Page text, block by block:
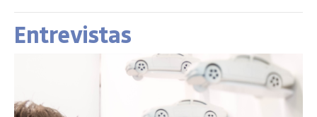
Entrevistas